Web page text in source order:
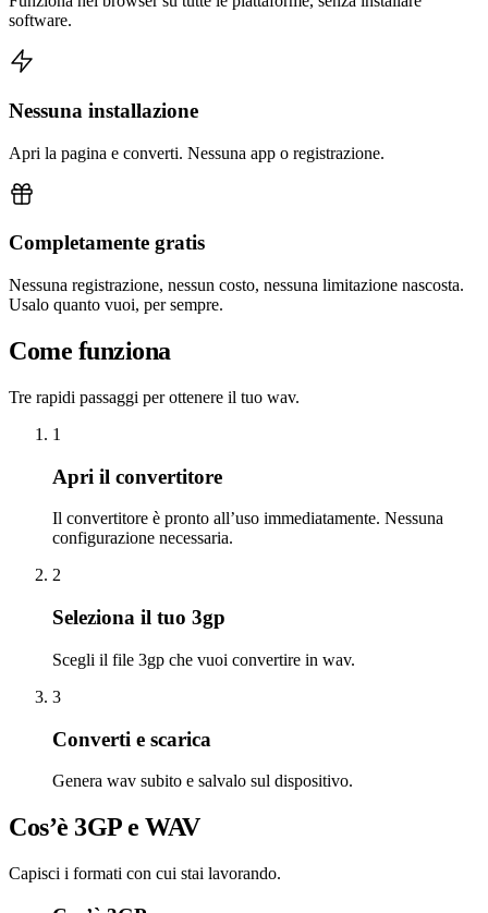
software.
Nessuna installazione
Apri la pagina e converti. Nessuna app o registrazione.
Completamente gratis
Nessuna registrazione, nessun costo, nessuna limitazione nascosta.
Usalo quanto vuoi, per sempre.
Come funziona
Tre rapidi passaggi per ottenere il tuo wav.
1
Apri il convertitore
Il convertitore è pronto all’uso immediatamente. Nessuna
configurazione necessaria.
2
Seleziona il tuo 3gp
Scegli il file 3gp che vuoi convertire in wav.
3
Converti e scarica
Genera wav subito e salvalo sul dispositivo.
Cos’è 3GP e WAV
Capisci i formati con cui stai lavorando.